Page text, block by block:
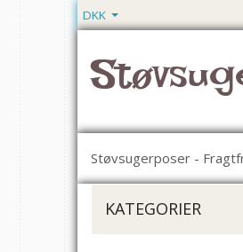
DKK
Støvsugerposer -
KATEGORIER